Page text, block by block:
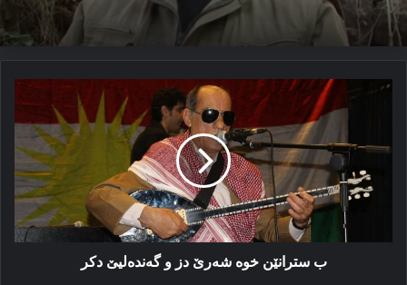
ب
سترانێن
شەرێ
گەندەلیێ
ب سترانێن خوە شەرێ دز و گەندەلیێ دكر